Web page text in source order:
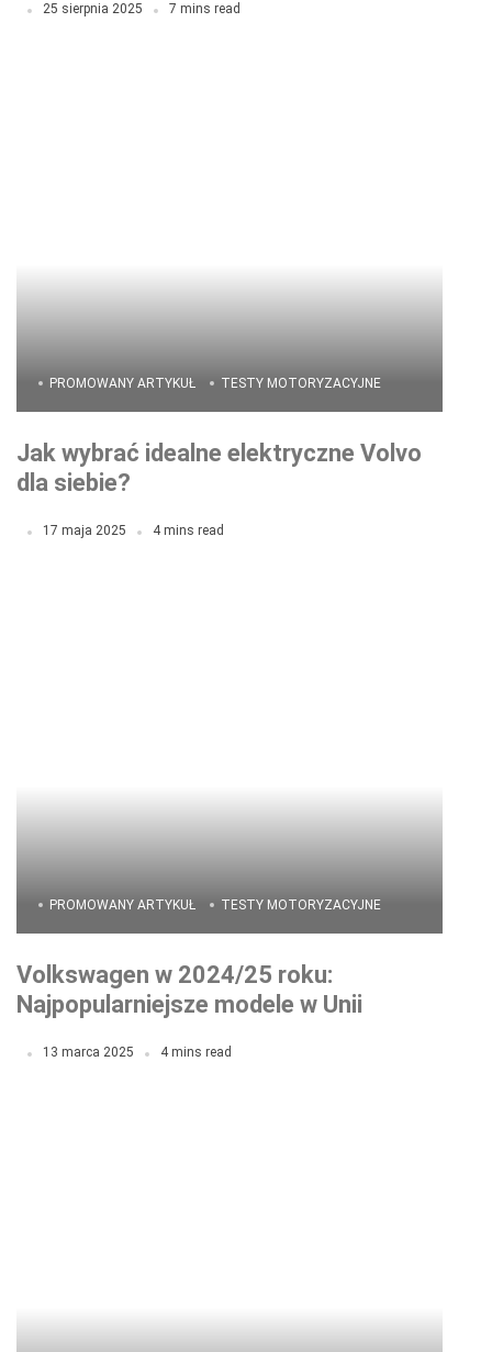
25 sierpnia 2025 7 mins read
PROMOWANY ARTYKUŁ TESTY MOTORYZACYJNE
Jak wybrać idealne elektryczne Volvo
dla siebie?
17 maja 2025 4 mins read
PROMOWANY ARTYKUŁ TESTY MOTORYZACYJNE
Volkswagen w 2024/25 roku:
Najpopularniejsze modele w Unii
13 marca 2025 4 mins read